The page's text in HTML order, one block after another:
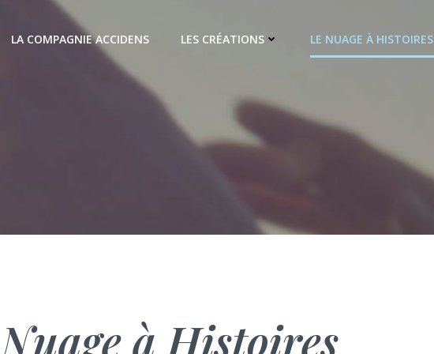
LA COMPAGNIE ACCIDENS LES CRÉATIONS LE NUAGE À HISTOIRES
à Histoires